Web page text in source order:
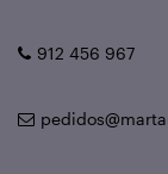
912 456 967